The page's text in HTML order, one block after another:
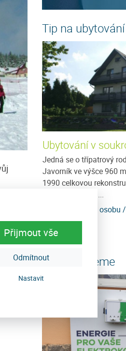
Přijmout vše
Odmítnout
Nastavit
Tip na ubytování
Ubytování v
Jedná se o třípatrový
Javorník ve výšce 960
1990 celkovou
svahu s pěkným...
Cena: 550 Kč za osobu
Doporučujeme